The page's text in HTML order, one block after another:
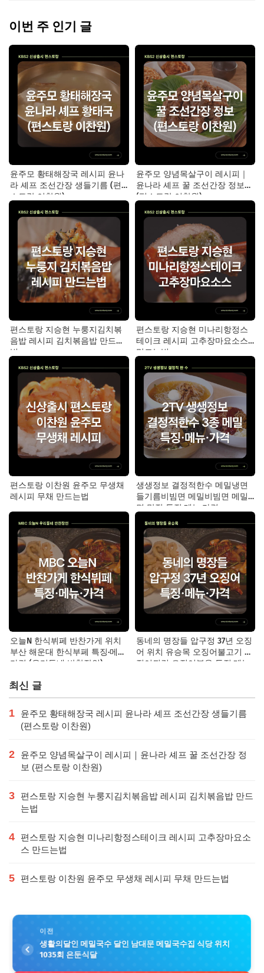
이번 주 인기 글
윤주모 황태해장국 레시피 윤나
라 셰프 조선간장 생들기름 (편
스토랑 이찬원)
윤주모 양념목살구이 레시피｜
윤나라 셰프 꿀 조선간장 정보
(편스토랑 이찬원)
편스토랑 지승현 누룽지김치볶
음밥 레시피 김치볶음밥 만드는
법
편스토랑 지승현 미나리항정스
테이크 레시피 고추장마요소스
만드는법
편스토랑 이찬원 윤주모 무생채
레시피 무채 만드는법
생생정보 결정적한수 메밀냉면
들기름비빔면 메밀비빔면 메밀
면 맛집 특징·메뉴·가격
오늘N 한식뷔페 반찬가게 위치
부산 해운대 한식부페 특징·메뉴·
가격 (우리동네 반찬장인)
동네의 명장들 압구정 37년 오징
어 위치 유승목 오징어불고기 오
징어튀김 오징어볶음 특징·메뉴·
최신 글
1
윤주모 황태해장국 레시피 윤나라 셰프 조선간장 생들기름
(편스토랑 이찬원)
2
윤주모 양념목살구이 레시피｜윤나라 셰프 꿀 조선간장 정
보 (편스토랑 이찬원)
3
편스토랑 지승현 누룽지김치볶음밥 레시피 김치볶음밥 만드
는법
4
편스토랑 지승현 미나리항정스테이크 레시피 고추장마요소
스 만드는법
5 편스토랑 이찬원 윤주모 무생채 레시피 무채 만드는법
이전
생활의달인 메밀국수 달인 남대문 메밀국수집 식당 위치
1035회 은둔식달